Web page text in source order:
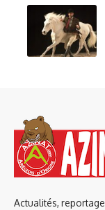
Actualités,